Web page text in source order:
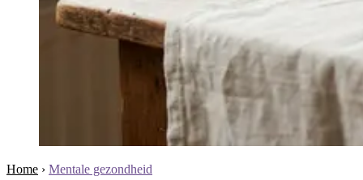
Home › Mentale gezondheid